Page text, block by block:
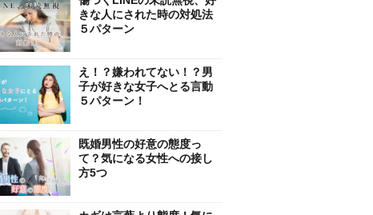
きな人にされた時の対処法
５パターン
え！？嫌われてない！？男
子が好きな女子へとる言動
５パターン！
既婚男性の好意の態度っ
て？気になる女性への接し
方5つ